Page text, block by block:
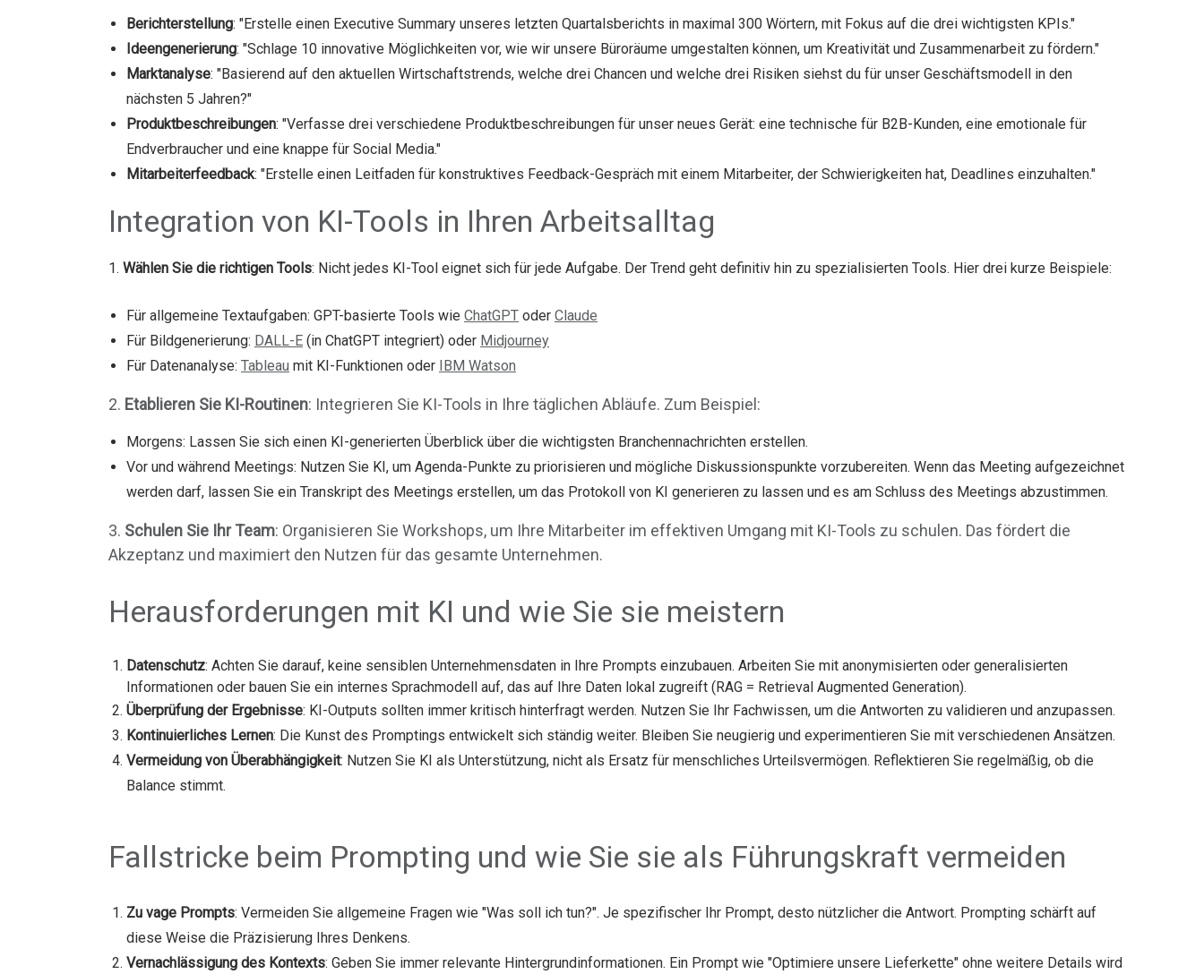
Berichterstellung: "Erstelle einen Executive Summary unseres letzten Quartalsberichts in maximal 300 Wörtern, mit Fokus auf die drei wichtigsten KPIs."
Ideengenerierung: "Schlage 10 innovative Möglichkeiten vor, wie wir unsere Büroräume umgestalten können, um Kreativität und Zusammenarbeit zu fördern."
Marktanalyse: "Basierend auf den aktuellen Wirtschaftstrends, welche drei Chancen und welche drei Risiken siehst du für unser Geschäftsmodell in den
nächsten 5 Jahren?"
Produktbeschreibungen: "Verfasse drei verschiedene Produktbeschreibungen für unser neues Gerät: eine technische für B2B-Kunden, eine emotionale für
Endverbraucher und eine knappe für Social Media."
Mitarbeiterfeedback: "Erstelle einen Leitfaden für konstruktives Feedback-Gespräch mit einem Mitarbeiter, der Schwierigkeiten hat, Deadlines einzuhalten."
Integration von KI-Tools in Ihren Arbeitsalltag
1. Wählen Sie die richtigen Tools: Nicht jedes KI-Tool eignet sich für jede Aufgabe. Der Trend geht definitiv hin zu spezialisierten Tools. Hier drei kurze Beispiele:
Für allgemeine Textaufgaben: GPT-basierte Tools wie ChatGPT oder Claude
Für Bildgenerierung: DALL-E (in ChatGPT integriert) oder Midjourney
Für Datenanalyse: Tableau mit KI-Funktionen oder IBM Watson
2. Etablieren Sie KI-Routinen: Integrieren Sie KI-Tools in Ihre täglichen Abläufe. Zum Beispiel:
Morgens: Lassen Sie sich einen KI-generierten Überblick über die wichtigsten Branchennachrichten erstellen.
Vor und während Meetings: Nutzen Sie KI, um Agenda-Punkte zu priorisieren und mögliche Diskussionspunkte vorzubereiten. Wenn das Meeting aufgezeichnet
werden darf, lassen Sie ein Transkript des Meetings erstellen, um das Protokoll von KI generieren zu lassen und es am Schluss des Meetings abzustimmen.
3. Schulen Sie Ihr Team: Organisieren Sie Workshops, um Ihre Mitarbeiter im effektiven Umgang mit KI-Tools zu schulen. Das fördert die
Akzeptanz und maximiert den Nutzen für das gesamte Unternehmen.
Herausforderungen mit KI und wie Sie sie meistern
Datenschutz: Achten Sie darauf, keine sensiblen Unternehmensdaten in Ihre Prompts einzubauen. Arbeiten Sie mit anonymisierten oder generalisierten
Informationen oder bauen Sie ein internes Sprachmodell auf, das auf Ihre Daten lokal zugreift (RAG = Retrieval Augmented Generation).
Überprüfung der Ergebnisse: KI-Outputs sollten immer kritisch hinterfragt werden. Nutzen Sie Ihr Fachwissen, um die Antworten zu validieren und anzupassen.
Kontinuierliches Lernen: Die Kunst des Promptings entwickelt sich ständig weiter. Bleiben Sie neugierig und experimentieren Sie mit verschiedenen Ansätzen.
Vermeidung von Überabhängigkeit: Nutzen Sie KI als Unterstützung, nicht als Ersatz für menschliches Urteilsvermögen. Reflektieren Sie regelmäßig, ob die
Balance stimmt.
Fallstricke beim Prompting und wie Sie sie als Führungskraft vermeiden
Zu vage Prompts: Vermeiden Sie allgemeine Fragen wie "Was soll ich tun?". Je spezifischer Ihr Prompt, desto nützlicher die Antwort. Prompting schärft auf
diese Weise die Präzisierung Ihres Denkens.
Vernachlässigung des Kontexts: Geben Sie immer relevante Hintergrundinformationen. Ein Prompt wie "Optimiere unsere Lieferkette" ohne weitere Details wird